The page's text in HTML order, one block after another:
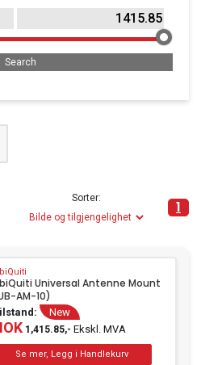
Sorter: 1
Universal Antenne Mount
AM-10)
New
1,415.85,- Ekskl. MVA